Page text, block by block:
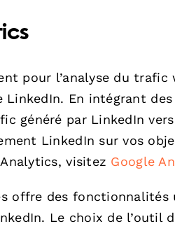
pour l’analyse du
En intégrant
généré par LinkedIn
LinkedIn sur vos
visitez Google
offre des
Le choix de l’outil